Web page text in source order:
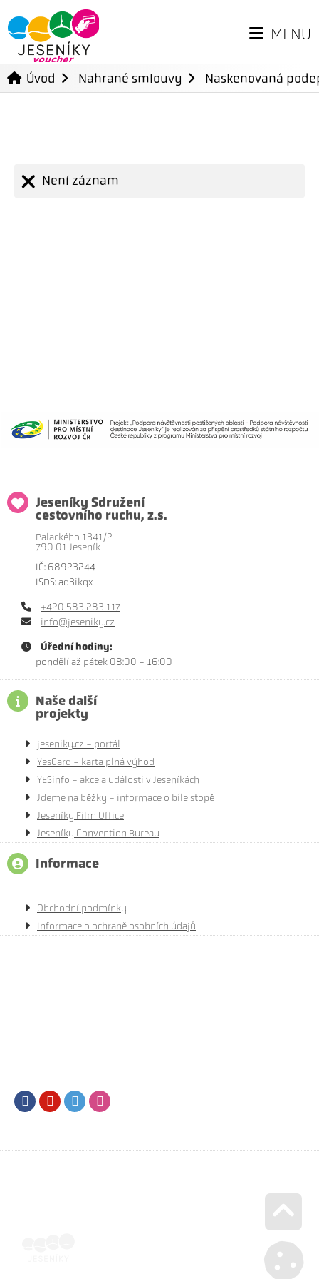
MENU
Úvod Nahrané smlouvy Naskenovaná
Není záznam
Jeseníky Sdružení
cestovního ruchu, z.s.
Palackého 1341/2
790 01 Jeseník
IČ: 68923244
ISDS: aq3ikqx
+420 583 283 117
info@jeseniky.cz
Úřední hodiny:
pondělí až pátek 08:00 - 16:00
Naše další
projekty
jeseniky.cz - portál
YesCard - karta plná výhod
YESinfo - akce a události v Jeseníkách
Jdeme na běžky - informace o bíle stopě
Jeseníky Film Office
Jeseníky Convention Bureau
Informace
Obchodní podmínky
Informace o ochraně osobních údajů
FacebookYoutubeTwitter
Go